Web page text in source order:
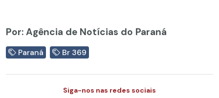
Por: Agência de Notícias do Paraná
Paraná Br 369
Siga-nos nas redes sociais